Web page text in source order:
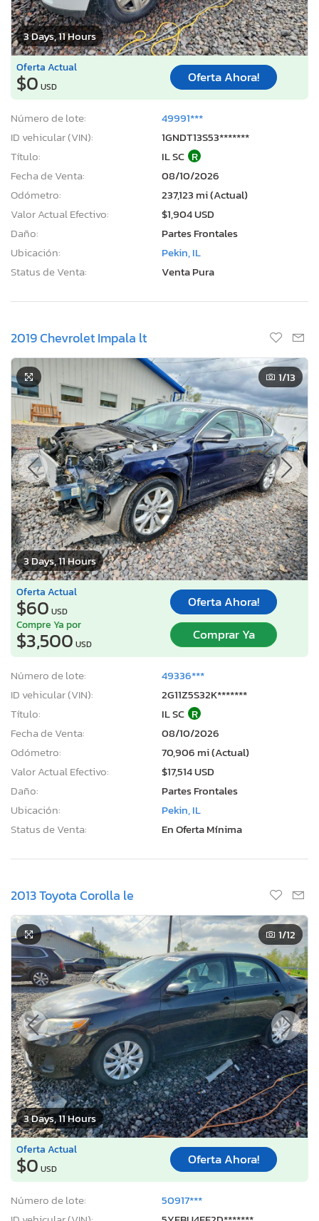
3 Days, 11 Hours
Oferta Actual
$0 USD
Oferta Ahora!
Número de lote:
49991***
ID vehicular (VIN):
1GNDT13S53*******
Título:
IL SC R
Fecha de Venta:
08/10/2026
Odómetro:
237,123 mi (Actual)
Valor Actual Efectivo:
$1,904 USD
Daño:
Partes Frontales
Ubicación:
Pekin, IL
Status de Venta:
Venta Pura
2019 Chevrolet Impala lt
3 Days, 11 Hours
1/13
Oferta Actual
$60 USD
Oferta Ahora!
Compre Ya por
$3,500 USD
Comprar Ya
Número de lote:
49336***
ID vehicular (VIN):
2G11Z5S32K*******
Título:
IL SC R
Fecha de Venta:
08/10/2026
Odómetro:
70,906 mi (Actual)
Valor Actual Efectivo:
$17,514 USD
Daño:
Partes Frontales
Ubicación:
Pekin, IL
Status de Venta:
En Oferta Mínima
2013 Toyota Corolla le
3 Days, 11 Hours
1/12
Oferta Actual
$0 USD
Oferta Ahora!
Número de lote:
50917***